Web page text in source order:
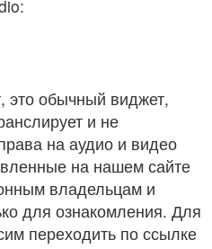
это обычный виджет,
и не
на аудио и видео
на нашем сайте
владельцам и
для ознакомления. Для
переходить по ссылке